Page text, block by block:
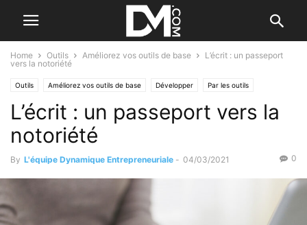
Home Outils Améliorez vos outils de base
L’écrit : un passeport
vers la notoriété
Outils Améliorez vos outils de base Développer Par les outils
L’écrit : un passeport vers la
notoriété
By L'équipe Dynamique Entrepreneuriale - 04/03/2021 0